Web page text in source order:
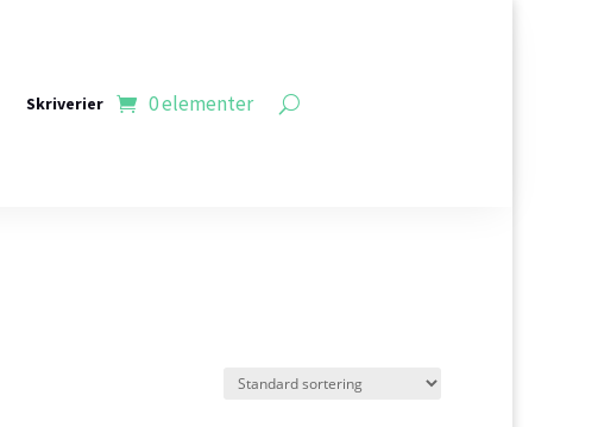
Skriverier 0 elementer